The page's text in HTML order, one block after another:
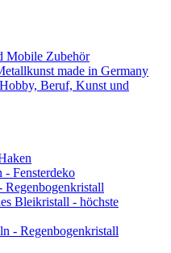
Mobile Zubehör
made in Germany
Beruf, Kunst und
- Fensterdeko
Bleikristall - höchste
- Regenbogenkristall